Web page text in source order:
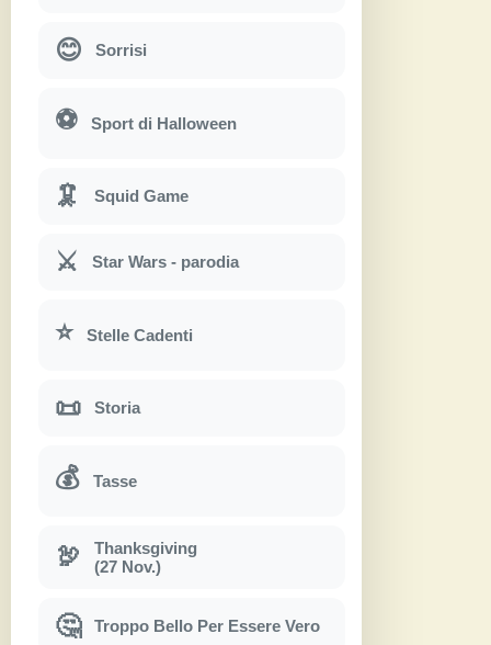
😊 Sorrisi
⚽ Sport di Halloween
🦑 Squid Game
⚔ Star Wars - parodia
⭐ Stelle Cadenti
📜 Storia
💰 Tasse
🦃
Thanksgiving
(27 Nov.)
🤔 Troppo Bello Per Essere Vero